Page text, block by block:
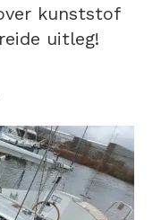
kunststof
uitleg!